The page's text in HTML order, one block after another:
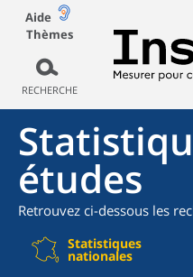
Aide
Thèmes
RECHERCHE
études
Retrouvez ci-dessous les
Statistiques
nationales